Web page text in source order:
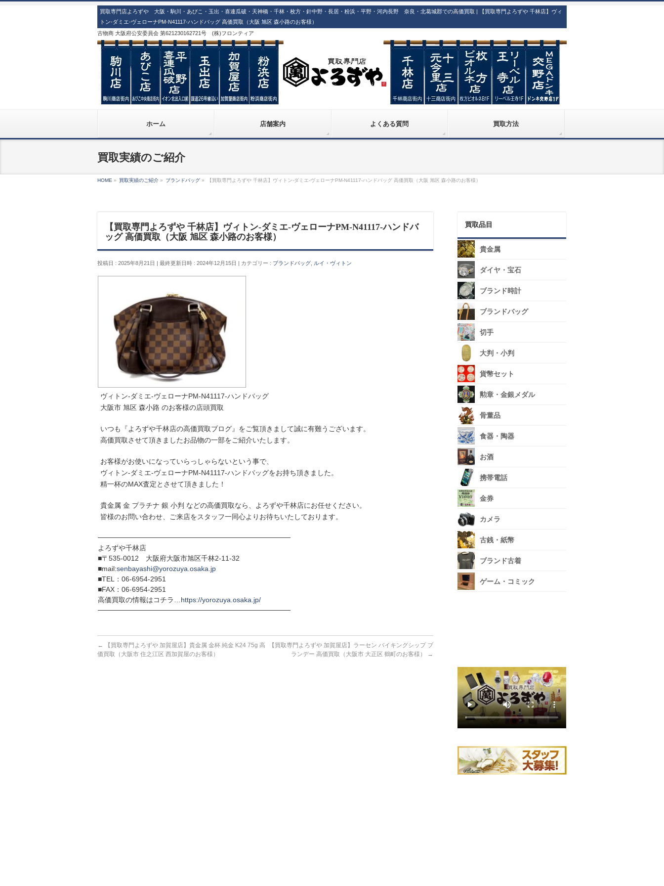
買取専門店よろずや 大阪・駒川・あびこ・玉出・喜連瓜破・天神橋・千林・枚方・針中野・長居・粉浜・平野・河内長野 奈良・北葛城郡での高価買取 | 【買取専門よろずや 千林店】ヴィ
トン-ダミエ-ヴェローナPM-N41117-ハンドバッグ 高価買取（大阪 旭区 森小路のお客様）
古物商 大阪府公安委員会 第621230162721号 (株)フロンティア
ホーム 店舗案内 よくある質問 買取方法
買取実績のご紹介
HOME » 買取実績のご紹介 » ブランドバッグ » 【買取専門よろずや 千林店】ヴィトン-ダミエ-ヴェローナPM-N41117-ハンドバッグ 高価買取（大阪 旭区 森小路のお客様）
【買取専門よろずや 千林店】ヴィトン-ダミエ-ヴェローナPM-N41117-ハンドバ
ッグ 高価買取（大阪 旭区 森小路のお客様）
投稿日 : 2025年8月21日 最終更新日時 : 2024年12月15日 カテゴリー : ブランドバッグ ルイ・ヴィトン
ヴィトン-ダミエ-ヴェローナPM-N41117-ハンドバッグ
大阪市 旭区 森小路 のお客様の店頭買取
いつも『よろずや千林店の高価買取ブログ』をご覧頂きまして誠に有難うございます。
高価買取させて頂きましたお品物の一部をご紹介いたします。
お客様がお使いになっていらっしゃらないという事で、
ヴィトン-ダミエ-ヴェローナPM-N41117-ハンドバッグをお持ち頂きました。
精一杯のMAX査定とさせて頂きました！
貴金属 金 プラチナ 銀 小判 などの高価買取なら、よろずや千林店にお任せください。
皆様のお問い合わせ、ご来店をスタッフ一同心よりお待ちいたしております。
───────────────────────────────────────
よろずや千林店
■〒535-0012 大阪府大阪市旭区千林2-11-32
■mail:senbayashi@yorozuya.osaka.jp
■TEL：06-6954-2951
■FAX：06-6954-2951
高価買取の情報はコチラ… https://yorozuya.osaka.jp/
───────────────────────────────────────
←
【買取専門よろずや 加賀屋店】貴金属 金杯 純金 K24 75g 高
価買取（大阪市 住之江区 西加賀屋のお客様）
【買取専門よろずや 加賀屋店】ラーセン バイキングシップ ブ
ランデー 高価買取（大阪市 大正区 鶴町のお客様）
→
買取品目
貴金属
ダイヤ・宝石
ブランド時計
ブランドバッグ
切手
大判・小判
貨幣セット
勲章・金銀メダル
骨董品
食器・陶器
お酒
携帯電話
金券
カメラ
古銭・紙幣
ブランド古着
ゲーム・コミック